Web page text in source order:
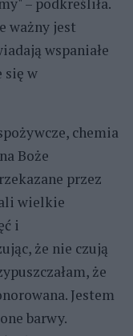
ważny jest
wspaniałe
się w
chemia
Boże
przez
wielkie
i
że nie czują
że
Jestem
barwy.